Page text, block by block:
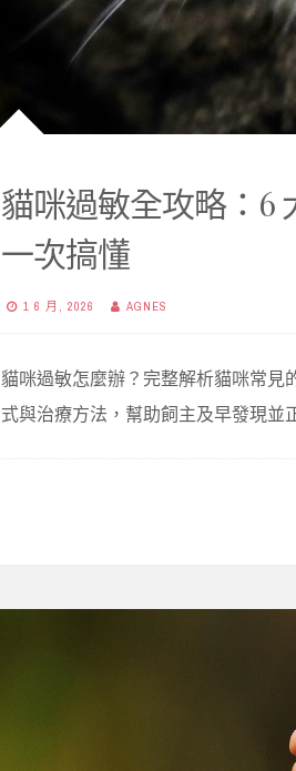
貓咪過敏全攻略：6
一次搞懂
1 6 月, 2026 AGNES
貓咪過敏怎麼辦？完整解析貓咪常見
式與治療方法，幫助飼主及早發現並